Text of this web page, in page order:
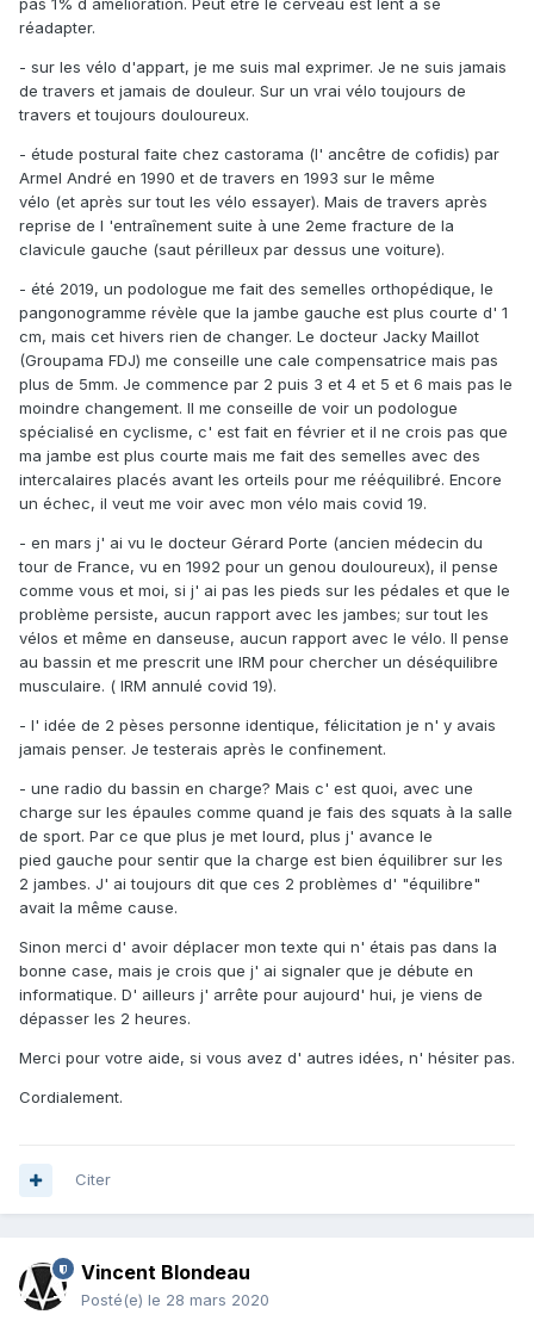
pas 1% d amélioration. Peut être le cerveau est lent à se
réadapter.
- sur les vélo d'appart, je me suis mal exprimer. Je ne suis jamais
de travers et jamais de douleur. Sur un vrai vélo toujours de
travers et toujours douloureux.
- étude postural faite chez castorama (l' ancêtre de cofidis) par
Armel André en 1990 et de travers en 1993 sur le même
vélo (et après sur tout les vélo essayer). Mais de travers après
reprise de l 'entraînement suite à une 2eme fracture de la
clavicule gauche (saut périlleux par dessus une voiture).
- été 2019, un podologue me fait des semelles orthopédique, le
pangonogramme révèle que la jambe gauche est plus courte d' 1
cm, mais cet hivers rien de changer. Le docteur Jacky Maillot
(Groupama FDJ) me conseille une cale compensatrice mais pas
plus de 5mm. Je commence par 2 puis 3 et 4 et 5 et 6 mais pas le
moindre changement. Il me conseille de voir un podologue
spécialisé en cyclisme, c' est fait en février et il ne crois pas que
ma jambe est plus courte mais me fait des semelles avec des
intercalaires placés avant les orteils pour me rééquilibré. Encore
un échec, il veut me voir avec mon vélo mais covid 19.
- en mars j' ai vu le docteur Gérard Porte (ancien médecin du
tour de France, vu en 1992 pour un genou douloureux), il pense
comme vous et moi, si j' ai pas les pieds sur les pédales et que le
problème persiste, aucun rapport avec les jambes; sur tout les
vélos et même en danseuse, aucun rapport avec le vélo. Il pense
au bassin et me prescrit une IRM pour chercher un déséquilibre
musculaire. ( IRM annulé covid 19).
- l' idée de 2 pèses personne identique, félicitation je n' y avais
jamais penser. Je testerais après le confinement.
- une radio du bassin en charge? Mais c' est quoi, avec une
charge sur les épaules comme quand je fais des squats à la salle
de sport. Par ce que plus je met lourd, plus j' avance le
pied gauche pour sentir que la charge est bien équilibrer sur les
2 jambes. J' ai toujours dit que ces 2 problèmes d' "équilibre"
avait la même cause.
Sinon merci d' avoir déplacer mon texte qui n' étais pas dans la
bonne case, mais je crois que j' ai signaler que je débute en
informatique. D' ailleurs j' arrête pour aujourd' hui, je viens de
dépasser les 2 heures.
Merci pour votre aide, si vous avez d' autres idées, n' hésiter pas.
Cordialement.
Citer
Vincent Blondeau
Posté(e) le 28 mars 2020